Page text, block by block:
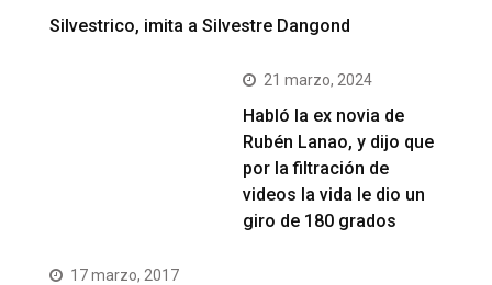
Silvestrico, imita a Silvestre Dangond
21 marzo, 2024
Habló la ex novia de
Rubén Lanao, y dijo que
por la filtración de
videos la vida le dio un
giro de 180 grados
17 marzo, 2017